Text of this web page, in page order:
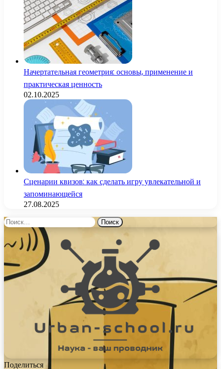
Начертательная геометрия: основы, применение и
практическая ценность
02.10.2025
Сценарии квизов: как сделать игру увлекательной и
запоминающейся
27.08.2025
Найти:
Поделиться